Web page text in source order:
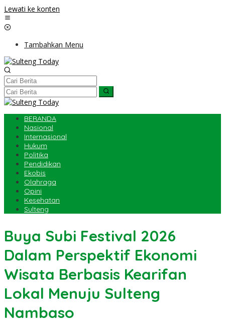
Lewati ke konten
Tambahkan Menu
BERANDA
Nasional
Internasional
Hukum
Politika
Pendidikan
Ekobis
Olahraga
Opini
Kesehatan
Sulteng
Buya Subi Festival 2026
Dalam Perspektif Ekonomi
Wisata Berbasis Kearifan
Lokal Menuju Sulteng
Nambaso